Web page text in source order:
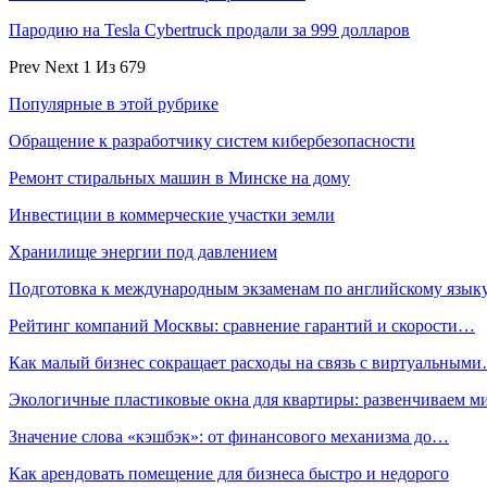
Пародию на Tesla Cybertruck продали за 999 долларов
Prev Next 1 Из 679
Популярные в этой рубрике
Обращение к разработчику систем кибербезопасности
Ремонт стиральных машин в Минске на дому
Инвестиции в коммерческие участки земли
Хранилище энергии под давлением
Подготовка к международным экзаменам по английскому
Рейтинг компаний Москвы: сравнение гарантий и скорости…
Как малый бизнес сокращает расходы на связь с
Экологичные пластиковые окна для квартиры: развенчиваем
Значение слова «кэшбэк»: от финансового механизма до…
Как арендовать помещение для бизнеса быстро и недорого